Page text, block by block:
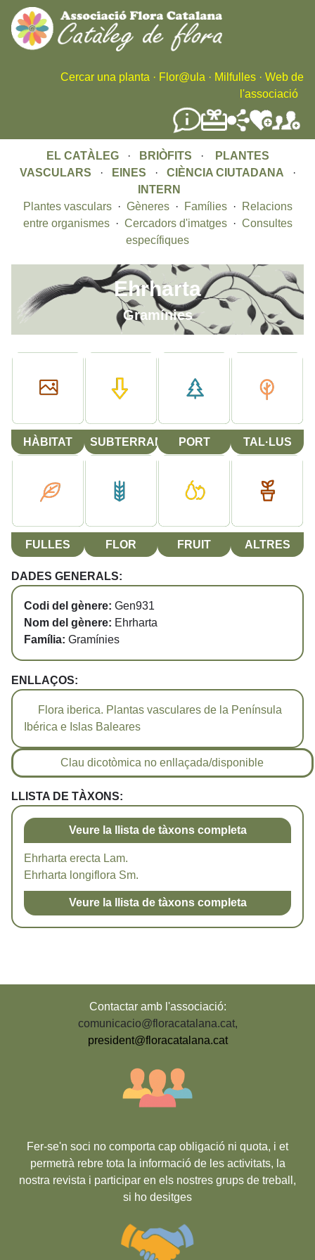
Skip
to
main
content
Cercar una planta · Flor@ula · Milfulles · Web de
l'associació
EL CATÀLEG· BRIÒFITS ·
PLANTES
VASCULARS · EINES · CIÈNCIA CIUTADANA ·
INTERN
Plantes vasculars· Gèneres· Famílies·
Relacions
entre organismes· Cercadors d'imatges· Consultes
específiques
Ehrharta
Gramínies
HÀBITAT SUBTERRANI PORT TAL·LUS
FULLES FLOR FRUIT ALTRES
DADES GENERALS:
Codi del gènere: Gen931
Nom del gènere: Ehrharta
Família: Gramínies
ENLLAÇOS:
Flora iberica. Plantas vasculares de la Península
Ibérica e Islas Baleares
Clau dicotòmica no enllaçada/disponible
LLISTA DE TÀXONS:
Veure la llista de tàxons completa
Ehrharta erecta Lam.
Ehrharta longiflora Sm.
Veure la llista de tàxons completa
Contactar amb l'associació:
comunicacio@floracatalana.cat,
president@floracatalana.cat
Fer-se'n soci no comporta cap obligació ni quota, i et
permetrà rebre tota la informació de les activitats, la
nostra revista i participar en els nostres grups de treball,
si ho desitges